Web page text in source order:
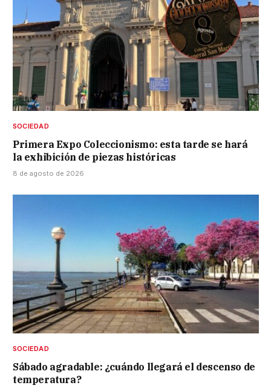
SOCIEDAD
Primera Expo Coleccionismo: esta tarde se hará
la exhibición de piezas históricas
8 de agosto de 2026
SOCIEDAD
Sábado agradable: ¿cuándo llegará el descenso de
temperatura?